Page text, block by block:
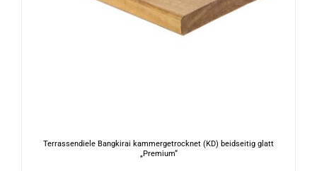
Terrassendiele Bangkirai kammergetrocknet (KD) beidseitig glatt
„Premium“